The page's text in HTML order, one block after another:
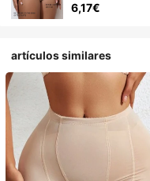
6,17€
artículos similares